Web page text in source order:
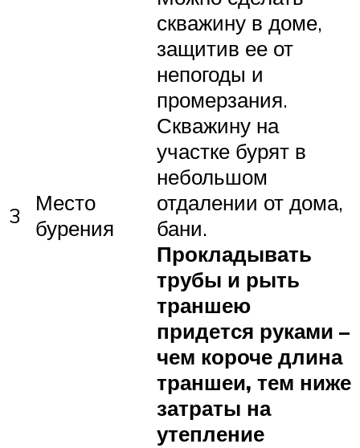
3
Место
бурения
скважину в доме,
защитив ее от
непогоды и
промерзания.
Скважину на
участке бурят в
небольшом
отдалении от дома,
бани.
Прокладывать
трубы и рыть
траншею
придется руками –
чем короче длина
траншеи, тем ниже
затраты на
утепление